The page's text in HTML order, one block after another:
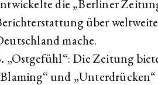
die „Berliner
über
mache.
„Ostgefühl“: Die Zeitung
und